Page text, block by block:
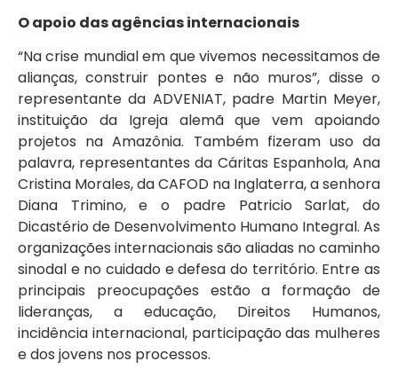
O apoio das agências internacionais
“Na crise mundial em que vivemos necessitamos de
alianças, construir pontes e não muros”, disse o
representante da ADVENIAT, padre Martin Meyer,
instituição da Igreja alemã que vem apoiando
projetos na Amazônia. Também fizeram uso da
palavra, representantes da Cáritas Espanhola, Ana
Cristina Morales, da CAFOD na Inglaterra, a senhora
Diana Trimino, e o padre Patricio Sarlat, do
Dicastério de Desenvolvimento Humano Integral. As
organizações internacionais são aliadas no caminho
sinodal e no cuidado e defesa do território. Entre as
principais preocupações estão a formação de
lideranças, a educação, Direitos Humanos,
incidência internacional, participação das mulheres
e dos jovens nos processos.